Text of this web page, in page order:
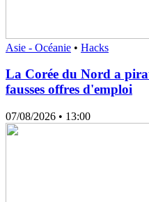
Asie - Océanie • Hacks
La Corée du Nord a
fausses offres d'emploi
07/08/2026 • 13:00